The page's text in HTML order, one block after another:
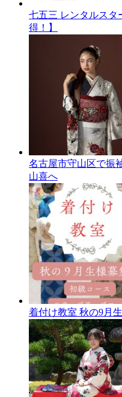
七五三 レンタルスタ
得！】
名古屋市守山区で振
山喜へ
着付け教室 秋の9月